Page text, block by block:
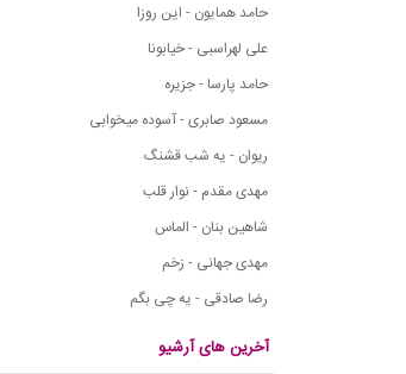
حامد همایون - این روزا
علی لهراسبی - خیابونا
حامد پارسا - جزیره
مسعود صابری - آسوده میخوابی
ریوان - یه شب قشنگ
مهدی مقدم - نوار قلب
شاهین بنان - الماس
مهدی جهانی - زخم
رضا صادقی - یه چی بگم
آخرین های آرشیو